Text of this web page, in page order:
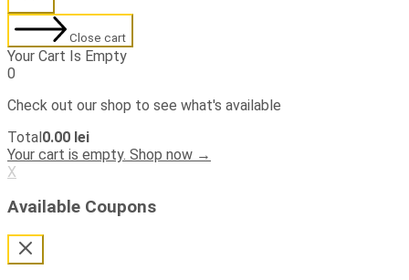
Close cart
Your Cart Is Empty
0
Check out our shop to see what's available
Cart
Total:
Total0.00 lei
Your cart is empty. Shop now →
X
Available Coupons